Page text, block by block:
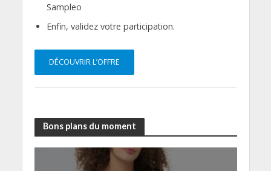
Sampleo
Enfin, validez votre participation.
DÉCOUVRIR L’OFFRE
Bons plans du moment